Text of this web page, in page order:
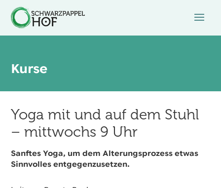
Kurse
Yoga mit und auf dem Stuhl
– mittwochs 9 Uhr
Sanftes Yoga, um dem Alterungsprozess etwas
Sinnvolles entgegenzusetzen.